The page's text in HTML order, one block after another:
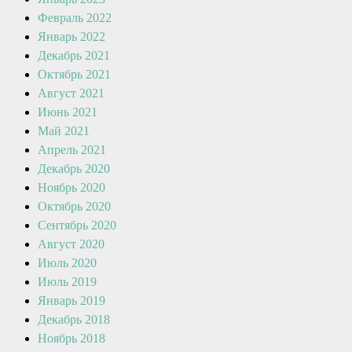
Февраль 2022
Январь 2022
Декабрь 2021
Октябрь 2021
Август 2021
Июнь 2021
Май 2021
Апрель 2021
Декабрь 2020
Ноябрь 2020
Октябрь 2020
Сентябрь 2020
Август 2020
Июль 2020
Июль 2019
Январь 2019
Декабрь 2018
Ноябрь 2018